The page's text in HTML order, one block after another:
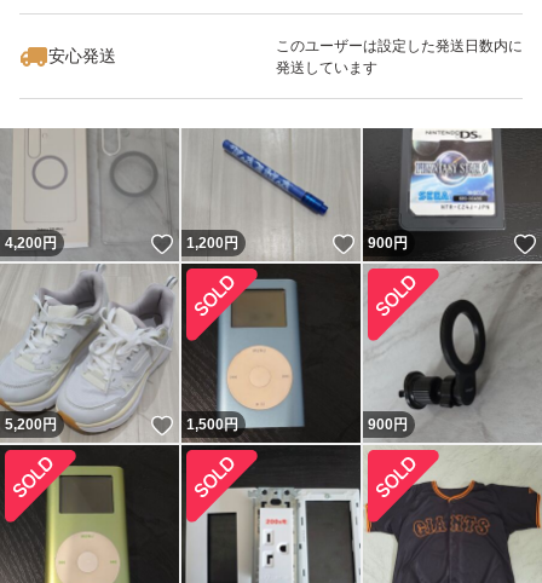
安心発送
このユーザーは設定した発送日数内に
発送しています
750円 いいね！
1,200
4,200円 いいね！
1,200円 いいね！
900円
5,200円 いいね！
1,500円 900円